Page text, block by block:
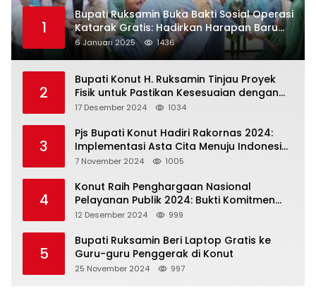
1
Bupati Ruksamin Buka Bakti Sosial Operasi
Katarak Gratis: Hadirkan Harapan Baru
bagi Masyarakat Konut
6 Januari 2025 1436
2
Bupati Konut H. Ruksamin Tinjau Proyek
Fisik untuk Pastikan Kesesuaian dengan
Perencanaan
17 Desember 2024 1034
3
Pjs Bupati Konut Hadiri Rakornas 2024:
Implementasi Asta Cita Menuju Indonesia
Emas
7 November 2024 1005
4
Konut Raih Penghargaan Nasional
Pelayanan Publik 2024: Bukti Komitmen
Menuju Pelayanan Prima
12 Desember 2024 999
5
Bupati Ruksamin Beri Laptop Gratis ke
Guru-guru Penggerak di Konut
25 November 2024 997